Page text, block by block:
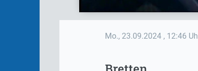
Mo., 23.09.2024 , 12:46